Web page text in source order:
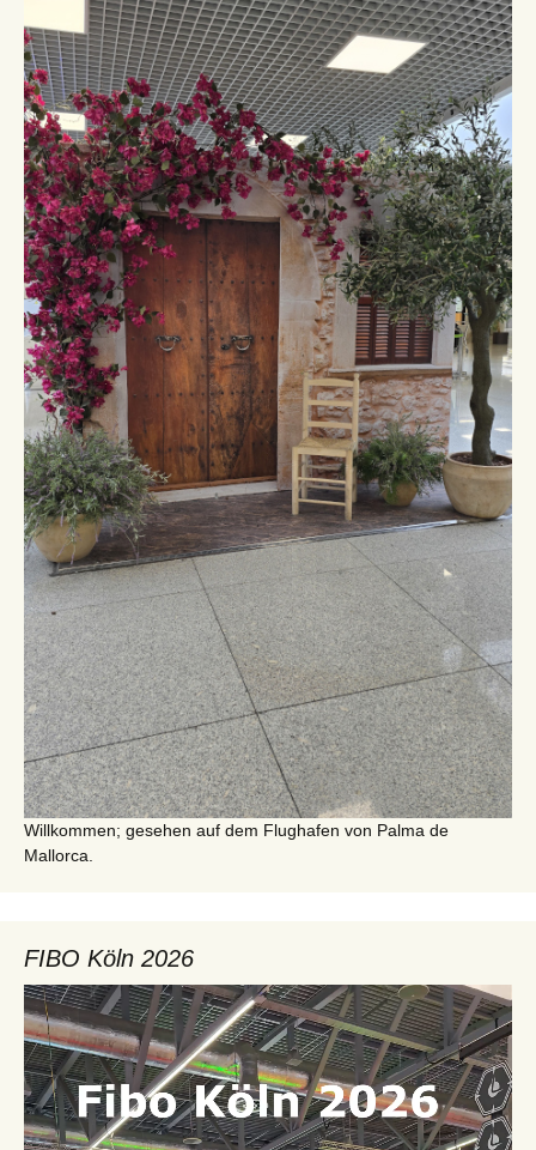
Willkommen; gesehen auf dem Flughafen von Palma de
Mallorca.
FIBO Köln 2026
Video-
Player